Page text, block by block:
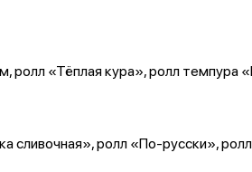
«Тёплая кура», ролл темпура
ролл «По-русски»,